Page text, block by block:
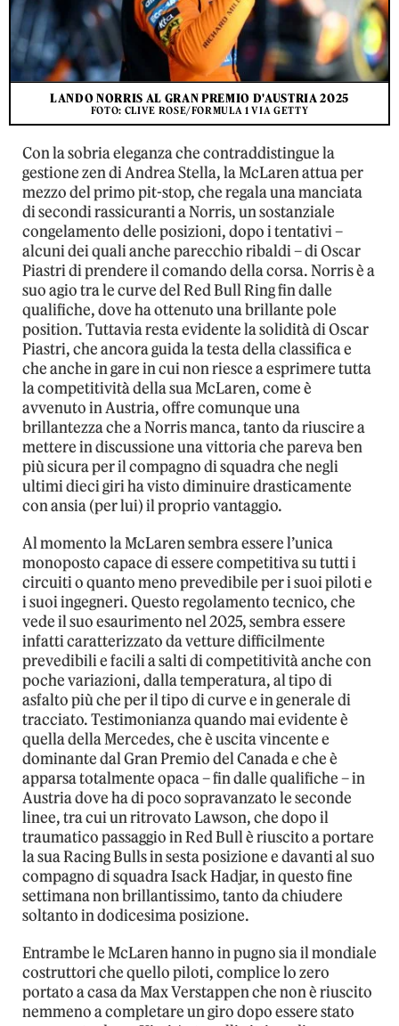
LANDO NORRIS AL GRAN PREMIO D'AUSTRIA 2025
FOTO: CLIVE ROSE/FORMULA 1 VIA GETTY
Con la sobria eleganza che contraddistingue la
gestione zen di Andrea Stella, la McLaren attua per
mezzo del primo pit-stop, che regala una manciata
di secondi rassicuranti a Norris, un sostanziale
congelamento delle posizioni, dopo i tentativi –
alcuni dei quali anche parecchio ribaldi – di Oscar
Piastri di prendere il comando della corsa. Norris è a
suo agio tra le curve del Red Bull Ring fin dalle
qualifiche, dove ha ottenuto una brillante pole
position. Tuttavia resta evidente la solidità di Oscar
Piastri, che ancora guida la testa della classifica e
che anche in gare in cui non riesce a esprimere tutta
la competitività della sua McLaren, come è
avvenuto in Austria, offre comunque una
brillantezza che a Norris manca, tanto da riuscire a
mettere in discussione una vittoria che pareva ben
più sicura per il compagno di squadra che negli
ultimi dieci giri ha visto diminuire drasticamente
con ansia (per lui) il proprio vantaggio.
Al momento la McLaren sembra essere l’unica
monoposto capace di essere competitiva su tutti i
circuiti o quanto meno prevedibile per i suoi piloti e
i suoi ingegneri. Questo regolamento tecnico, che
vede il suo esaurimento nel 2025, sembra essere
infatti caratterizzato da vetture difficilmente
prevedibili e facili a salti di competitività anche con
poche variazioni, dalla temperatura, al tipo di
asfalto più che per il tipo di curve e in generale di
tracciato. Testimonianza quando mai evidente è
quella della Mercedes, che è uscita vincente e
dominante dal Gran Premio del Canada e che è
apparsa totalmente opaca – fin dalle qualifiche – in
Austria dove ha di poco sopravanzato le seconde
linee, tra cui un ritrovato Lawson, che dopo il
traumatico passaggio in Red Bull è riuscito a portare
la sua Racing Bulls in sesta posizione e davanti al suo
compagno di squadra Isack Hadjar, in questo fine
settimana non brillantissimo, tanto da chiudere
soltanto in dodicesima posizione.
Entrambe le McLaren hanno in pugno sia il mondiale
costruttori che quello piloti, complice lo zero
portato a casa da Max Verstappen che non è riuscito
nemmeno a completare un giro dopo essere stato